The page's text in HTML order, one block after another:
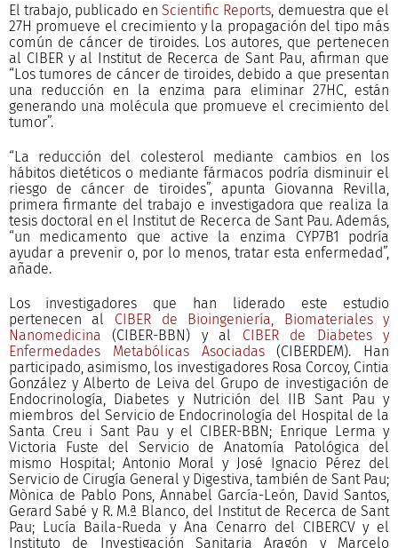
El trabajo, publicado en Scientific Reports , demuestra que el
27H promueve el crecimiento y la propagación del tipo más
común de cáncer de tiroides. Los autores, que pertenecen
al CIBER y al Institut de Recerca de Sant Pau, afirman que
“Los tumores de cáncer de tiroides, debido a que presentan
una reducción en la enzima para eliminar 27HC, están
generando una molécula que promueve el crecimiento del
tumor”.
“La reducción del colesterol mediante cambios en los
hábitos dietéticos o mediante fármacos podría disminuir el
riesgo de cáncer de tiroides”, apunta Giovanna Revilla,
primera firmante del trabajo e investigadora que realiza la
tesis doctoral en el Institut de Recerca de Sant Pau. Además,
“un medicamento que active la enzima CYP7B1 podría
ayudar a prevenir o, por lo menos, tratar esta enfermedad”,
añade.
Los investigadores que han liderado este estudio
pertenecen al CIBER de Bioingeniería, Biomateriales y
Nanomedicina (CIBER-BBN) y al CIBER de Diabetes y
Enfermedades Metabólicas Asociadas(CIBERDEM). Han
participado, asimismo, los investigadores Rosa Corcoy, Cintia
González y Alberto de Leiva del Grupo de investigación de
Endocrinología, Diabetes y Nutrición del IIB Sant Pau y
miembros del Servicio de Endocrinología del Hospital de la
Santa Creu i Sant Pau y el CIBER-BBN; Enrique Lerma y
Victoria Fuste del Servicio de Anatomía Patológica del
mismo Hospital; Antonio Moral y José Ignacio Pérez del
Servicio de Cirugía General y Digestiva, también de Sant Pau;
Mònica de Pablo Pons, Annabel García-León, David Santos,
Gerard Sabé y R. M.ª Blanco, del Institut de Recerca de Sant
Pau; Lucía Baila-Rueda y Ana Cenarro del CIBERCV y el
Instituto de Investigación Sanitaria Aragón y Marcelo